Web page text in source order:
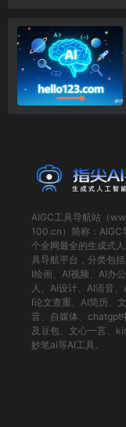
AIGC工具导航站（
100.cn）简称： AIGC
个全网最全的生成式
具导航平台，分类包括
I绘画 、 AI视频 、 AI办公
人 、 AI设计、 AI语音、
I论文查重 、 AI简历 、
音、 自媒体 、 chatgpt
及 豆包、 文心一言 、
妙笔ai等AI工具。